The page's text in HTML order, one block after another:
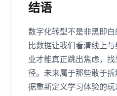
结语
数字化转型不是非黑即
比数据让我们看清线上
业才能真正跳出焦虑，
径。未来属于那些敢于
据重新定义学习体验的玩